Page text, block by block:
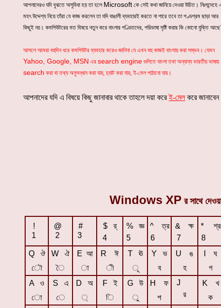
আপনাদেরও যদি বুঝতে অসুবিধা হয় তা হলে Microsoft কে সেই কথা জানিয়ে দেওয়া উচিত। নিঃসন্দেহে
মহৎ উদ্দেশ্য নিয়ে তাঁরা যে কাজ করলেন তা যদি বাঙালী ব্যবহারই করতে না পারে তবে তা পণ্ডশ্রম ছাড়া আর
কিছুই নয়। কমপিউটরের মত বিষয়ে নতুন করে বাংলার পণ্ডিতদের, পরিভাষা সৃষ্টি করার কি কোনো যুক্তি
আসলে আমরা বহুদিন ধরে কমপিউটর ব্যবহার করেও জানিনা যে এখন বহু কাজই বাংলায় করা সম্ভব। যেমন
Yahoo, Google, MSN এর search engine গুলিতে বাংলা তথা অন্যান্য ভারতীয় ভাষায়
search করা বা তথ্য অনুসন্ধান করা যায়, চ্যাট করা যায়, ই-মেল পাঠানো যায়।
আপনাদের যদি এ বিষয়ে কিছু জানাবার থাকে তাহলে দয়া করেই-মেল করে
Windows XP র সাথে
!
1
@
2
#
3
$র্
4
%জ্ঞ
5
^ত্র
6
&ক্ষ
7
*শ্র
8
Q ঔ
ৌ
W
ঐ
ৈ
E আ
া
R ঈ
ী
T
ঊ
ূ
Y
ভ
ব
U ঙ
হ
ঘ
গ
A
ও
ো
S
এ
ে
D অ
্
Fই
ি
G উ
ু
H ফ
প
J
র
K খ
ক